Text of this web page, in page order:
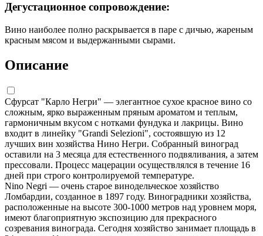
Дегустационное сопровождение:
Вино наиболее полно раскрывается в паре с дичью, жареным
красным мясом и выдержанными сырами.
Описание
Сфурсат "Карло Негри" — элегантное сухое красное вино со
сложным, ярко выраженным пряным ароматом и теплым,
гармоничным вкусом с нотками фундука и лакрицы. Вино
входит в линейку "Grandi Selezioni", состоявшую из 12
лучших вин хозяйства Нино Негри. Собранный виноград
оставили на 3 месяца для естественного подвяливания, а затем
прессовали. Процесс мацерации осуществлялся в течение 16
дней при строго контролируемой температуре.
Nino Negri — очень старое винодельческое хозяйство
Ломбардии, созданное в 1897 году. Виноградники хозяйства,
расположенные на высоте 300-1000 метров над уровнем моря,
имеют благоприятную экспозицию для прекрасного
созревания винограда. Сегодня хозяйство занимает площадь в